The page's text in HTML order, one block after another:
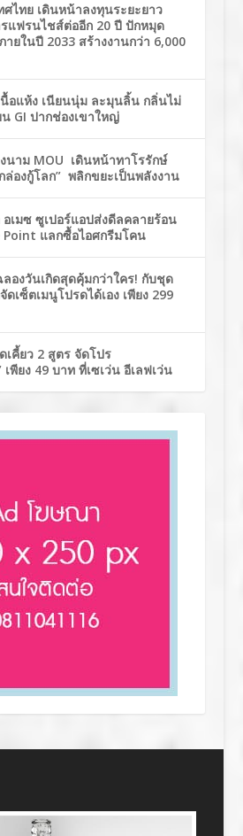
ไทย เดินหน้าลงทุนระยะยาว
แฟรนไชส์ต่ออีก 20 ปี ปักหมุด
ยในปี 2033 สร้างงานกว่า 6,000
อแห้ง เนียนนุ่ม ละมุนลิ้น กลิ่นไม่
น GI ปากช่องเขาใหญ่
นาม MOU เดินหน้าทาโรรักษ์
ล่องกู้โลก” พลิกขยะเป็นพลังงาน
เมซ ซูเปอร์แอปส่งดีลคลายร้อน
Point แลกซื้อไอศกรีมโคน
องวันเกิดสุดคุ้มกว่าใคร! กับชุด
ดเซ็ตเมนูโปรดได้เอง เพียง 299
เคี้ยว 2 สูตร จัดโปร
พียง 49 บาท ที่เซเว่น อีเลฟเว่น